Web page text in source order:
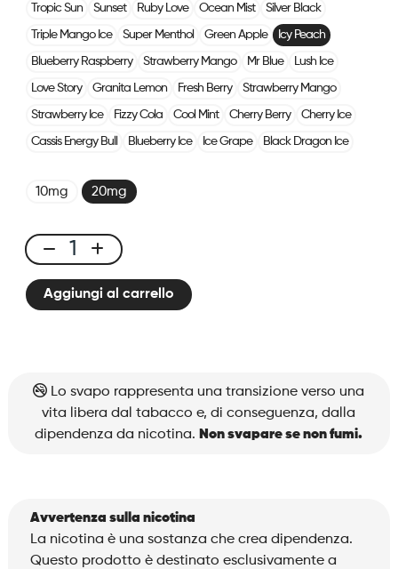
Tropic Sun Sunset Ruby Love Ocean Mist Silver Black
Triple Mango Ice Super Menthol Green Apple Icy Peach
Blueberry Raspberry Strawberry Mango Mr Blue Lush Ice
Love Story Granita Lemon Fresh Berry Strawberry Mango
Strawberry Ice Fizzy Cola Cool Mint Cherry Berry Cherry Ice
Cassis Energy Bull Blueberry Ice Ice Grape Black Dragon Ice
10mg 20mg
X-
Line
Kit
Aggiungi al carrello
Lo svapo rappresenta una transizione verso una
vita libera dal tabacco e, di conseguenza, dalla
dipendenza da nicotina. Non svapare se non fumi.
Avvertenza sulla nicotina
La nicotina è una sostanza che crea dipendenza.
Questo prodotto è destinato esclusivamente a